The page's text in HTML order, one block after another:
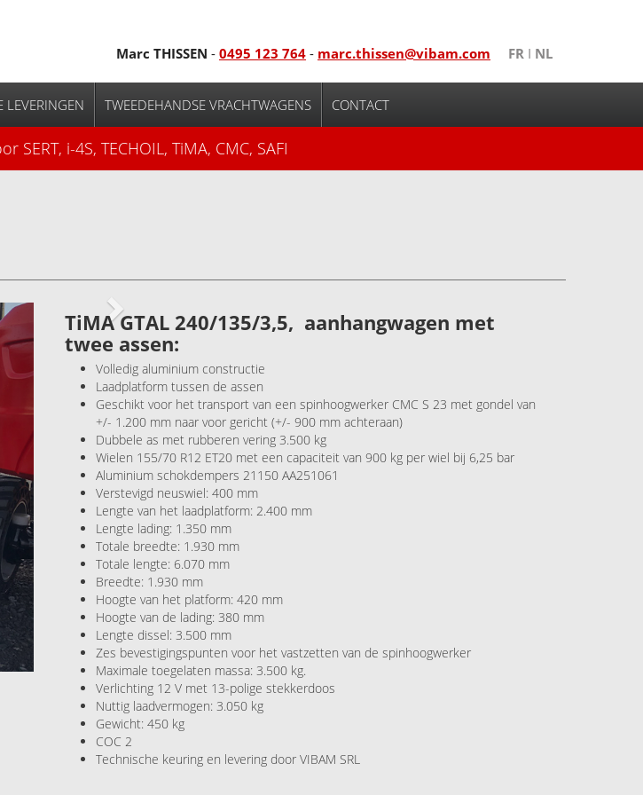
Marc THISSEN - 0495 123 764 - marc.thissen@vibam.com FR I NL
LEVERINGEN TWEEDEHANDSE VRACHTWAGENS CONTACT
SERT, i-4S, TECHOIL, TiMA, CMC, SAFI
TiMA GTAL 240/135/3,5, aanhangwagen met
twee assen:
Volledig aluminium constructie
Laadplatform tussen de assen
Geschikt voor het transport van een spinhoogwerker CMC S 23 met gondel van
+/- 1.200 mm naar voor gericht (+/- 900 mm achteraan)
Dubbele as met rubberen vering 3.500 kg
Wielen 155/70 R12 ET20 met een capaciteit van 900 kg per wiel bij 6,25 bar
Aluminium schokdempers 21150 AA251061
Verstevigd neuswiel: 400 mm
Lengte van het laadplatform: 2.400 mm
Lengte lading: 1.350 mm
Totale breedte: 1.930 mm
Totale lengte: 6.070 mm
Breedte: 1.930 mm
Hoogte van het platform: 420 mm
Hoogte van de lading: 380 mm
Lengte dissel: 3.500 mm
Zes bevestigingspunten voor het vastzetten van de spinhoogwerker
Maximale toegelaten massa: 3.500 kg.
Verlichting 12 V met 13-polige stekkerdoos
Nuttig laadvermogen: 3.050 kg
Gewicht: 450 kg
COC 2
Technische keuring en levering door VIBAM SRL